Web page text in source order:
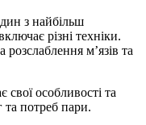
з найбільш
різні техніки.
м’язів та
особливості та
та потреб пари.